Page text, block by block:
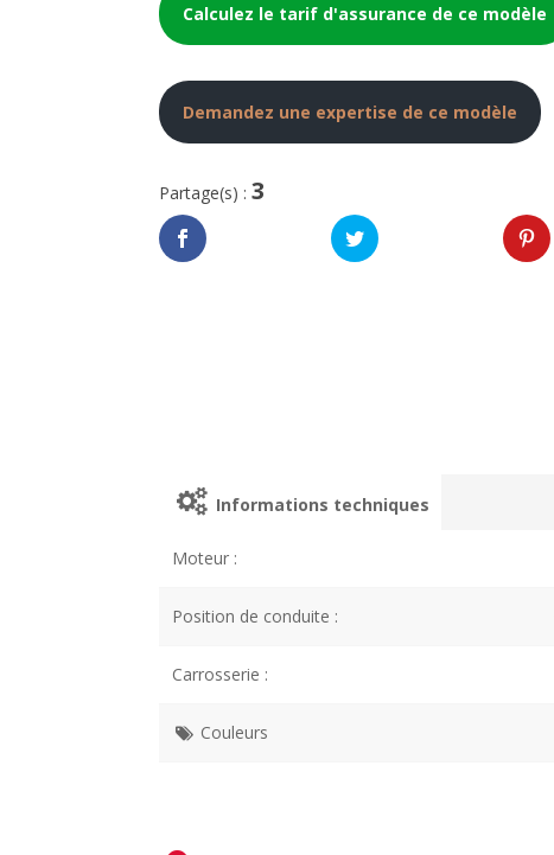
Calculez le tarif d'assurance de ce modèle
Demandez une expertise de ce modèle
Partage(s) :3
Informations techniques
Moteur :
Position de conduite :
Carrosserie :
Couleurs